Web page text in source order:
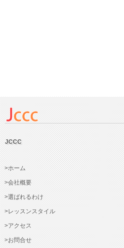
JCCC
>ホーム
>会社概要
>選ばれるわけ
>レッスンスタイル
>アクセス
>お問合せ